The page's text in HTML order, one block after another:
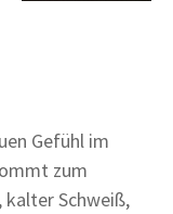
Gefühl im
zum
kalter Schweiß,